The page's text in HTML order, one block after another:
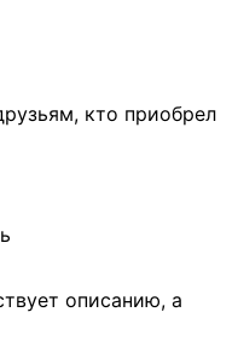
кто приобрел
описанию, а